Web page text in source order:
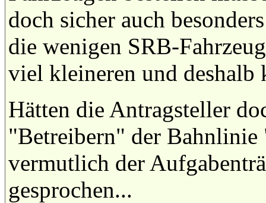
doch sicher auch
die wenigen SRB-
viel kleineren und deshalb
Hätten die Antragsteller
"Betreibern" der
vermutlich der
gesprochen...